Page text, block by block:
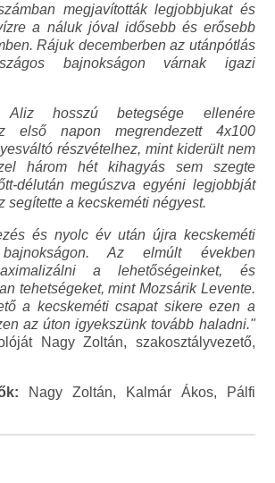
megjavították legjobbjukat és
a náluk jóval idősebb és erősebb
Rájuk decemberben az utánpótlás
bajnokságon várnak igazi
Aliz hosszú betegsége ellenére
első napon megrendezett 4x100
részvételhez, mint kiderült nem
három hét kihagyás sem szegte
délután megúszva egyéni legjobbját
segítette a kecskeméti négyest.
és nyolc év után újra kecskeméti
Az elmúlt években
a lehetőségeinket, és
tehetségeket, mint Mozsárik Levente.
a kecskeméti csapat sikere ezen a
az úton igyekszünk tovább haladni."
Nagy Zoltán, szakosztályvezető,
Nagy Zoltán, Kalmár Ákos, Pálfi